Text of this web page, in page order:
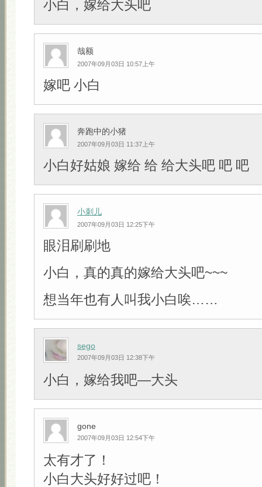
小白，嫁给大头吧
哉额
2007年09月03日 10:57上午
嫁吧 小白
奔跑中的小猪
2007年09月03日 11:37上午
小白好姑娘 嫁给 给 给大头吧 吧 吧
小刺儿
2007年09月03日 12:25下午
眼泪刷刷地
小白，真的真的嫁给大头吧~~~
想当年也有人叫我小白唉……
sego
2007年09月03日 12:38下午
小白，嫁给我吧—大头
gone
2007年09月03日 12:54下午
太有才了！
小白大头好好过吧！